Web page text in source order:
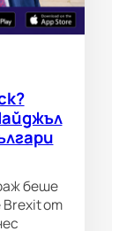
беше
Brexit от